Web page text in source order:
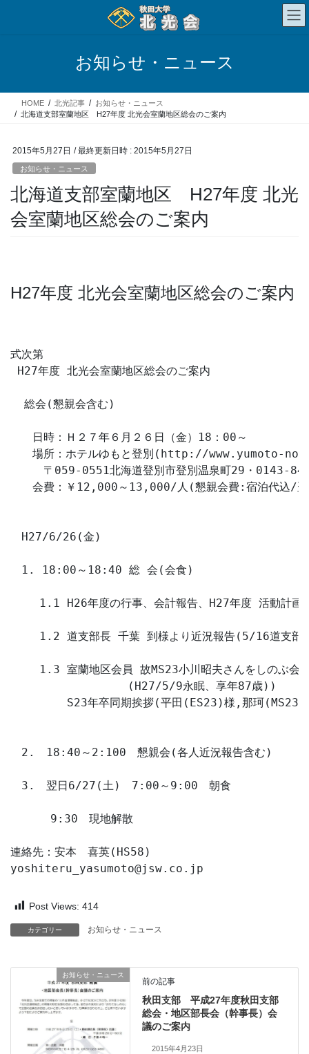
ス
ン
お知らせ・ニュース
HOME 北光記事
お知らせ・ニュース
北海道支部室蘭地区 H27年度 北光会室蘭地区総会のご案内
2015年5月27日 / 最終更新日時 : 2015年5月27日
お知らせ・ニュース
北海道支部室蘭地区 H27年度 北光
会室蘭地区総会のご案内
H27年度 北光会室蘭地区総会のご案内
式次第
H27年度 北光会室蘭地区総会のご案内
  総会(懇親会含む)
日時：Ｈ２７年６月２６日（金）18：00～
場所：ホテルゆもと登別(http://www.yumoto-
〒059-0551北海道登別市登別温泉町29・0143-
会費：￥12,000～13,000/人(懇親会費:宿泊代込/翌
H27/6/26(金)
1. 18:00～18:40 総 会(会食)
1.1 H26年度の行事、会計報告、H27年度 活動計画
1.2 道支部長 千葉 到様より近況報告(5/16道支部
1.3 室蘭地区会員 故MS23小川昭夫さんをしのぶ会
(H27/5/9永眠、享年87歳))
　　S23年卒同期挨拶(平田(ES23)様,那珂(MS23)
2.　18:40～2:100　懇親会(各人近況報告含む)
3.　翌日6/27(土)　7:00～9:00　朝食
9:30　現地解散
連絡先：安本　喜英(HS58)
yoshiteru_yasumoto@jsw.co.jp
Post Views: 414
カテゴリー お知らせ・ニュース
お知らせ・ニュース
前の記事
秋田支部 平成27年度秋田支部
総会・地区部長会（幹事長）会
議のご案内
2015年4月23日